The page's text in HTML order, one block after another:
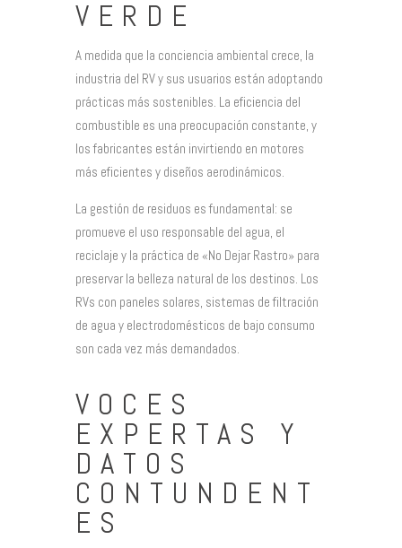
VERDE
A medida que la conciencia ambiental crece, la
industria del RV y sus usuarios están adoptando
prácticas más sostenibles. La eficiencia del
combustible es una preocupación constante, y
los fabricantes están invirtiendo en motores
más eficientes y diseños aerodinámicos.
La gestión de residuos es fundamental: se
promueve el uso responsable del agua, el
reciclaje y la práctica de «No Dejar Rastro» para
preservar la belleza natural de los destinos. Los
RVs con paneles solares, sistemas de filtración
de agua y electrodomésticos de bajo consumo
son cada vez más demandados.
VOCES
EXPERTAS Y
DATOS
CONTUNDENT
ES